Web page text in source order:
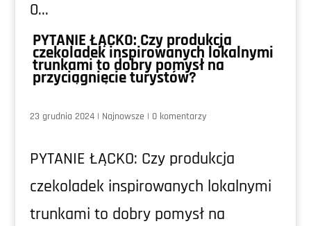
0...
PYTANIE ŁĄCKO: Czy produkcja
czekoladek inspirowanych lokalnymi
trunkami to dobry pomysł na
przyciągnięcie turystów?
23 grudnia 2024| Najnowsze | 0 komentarzy
PYTANIE ŁĄCKO: Czy produkcja
czekoladek inspirowanych lokalnymi
trunkami to dobry pomysł na